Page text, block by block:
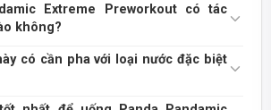
Extreme Preworkout có tác
không?
có cần pha với loại nước đặc biệt